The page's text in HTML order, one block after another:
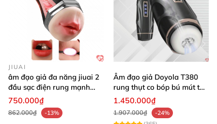
JIUAI
âm đạo giả đa năng jiuai 2
đầu sạc điện rung mạnh
cao cấp bán chạy
750.000₫
862.000₫ -13%
Âm đạo giả Doyola T380
rung thụt co bóp bú mút tự
động cao cấp
1.450.000₫
1.907.000₫
-24%